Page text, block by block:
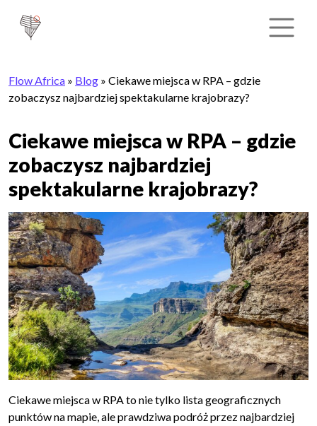
Flow Africa » Blog » Ciekawe miejsca w RPA – gdzie
zobaczysz najbardziej spektakularne krajobrazy?
Ciekawe miejsca w RPA – gdzie
zobaczysz najbardziej
spektakularne krajobrazy?
Ciekawe miejsca w RPA to nie tylko lista geograficznych
punktów na mapie, ale prawdziwa podróż przez najbardziej